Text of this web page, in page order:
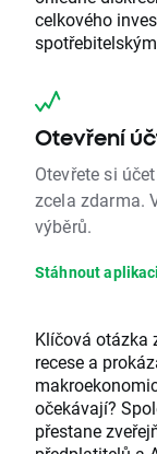
celkového
Otevření
Otevřete si
zcela zdarma.
výběrů.
Stáhnout aplikaci
Klíčová otázka
recese a
očekávají?
přestane